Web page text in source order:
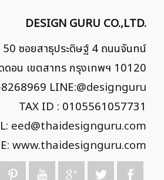
DESIGN GURU CO.,LTD.
50 ซอยสาธุประดิษฐ์ 4 ถนนจันทน์
ดอน เขตสาทร กรุงเทพฯ 10120
LINE:@designguru
TAX ID : 0105561057731
eed@thaidesignguru.com
www.thaidesignguru.com